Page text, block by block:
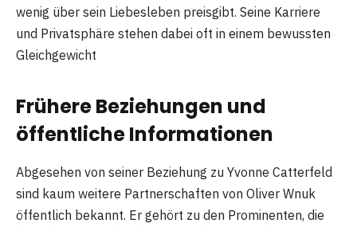
wenig über sein Liebesleben preisgibt. Seine Karriere
und Privatsphäre stehen dabei oft in einem bewussten
Gleichgewicht
Frühere Beziehungen und
öffentliche Informationen
Abgesehen von seiner Beziehung zu Yvonne Catterfeld
sind kaum weitere Partnerschaften von Oliver Wnuk
öffentlich bekannt. Er gehört zu den Prominenten, die